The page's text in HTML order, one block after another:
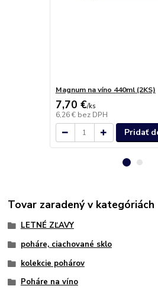
Magnum na víno 440ml (2KS)
7,70 €/ks
6,26 € bez DPH
Pridať
Tovar zaradený v kategóriách
LETNÉ ZĽAVY
poháre, ciachované sklo
kolekcie pohárov
Poháre na víno